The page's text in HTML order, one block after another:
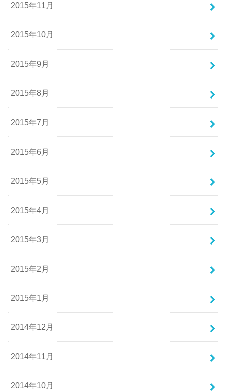
2015年11月
2015年10月
2015年9月
2015年8月
2015年7月
2015年6月
2015年5月
2015年4月
2015年3月
2015年2月
2015年1月
2014年12月
2014年11月
2014年10月